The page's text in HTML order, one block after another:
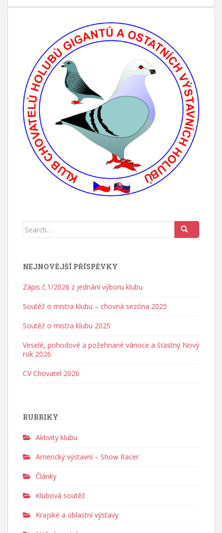
Search for:
NEJNOVĚJŠÍ PŘÍSPĚVKY
Zápis č.1/2026 z jednání výboru klubu
Soutěž o mistra klubu – chovná sezóna 2025
Soutěž o mistra klubu 2025
Veselé, pohodové a požehnané vánoce a šťastný Nový
rok 2026
CV Chovatel 2026
RUBRIKY
Aktivity klubu
Americký výstavní – Show Racer
Články
Klubová soutěž
Krajské a oblastní výstavy